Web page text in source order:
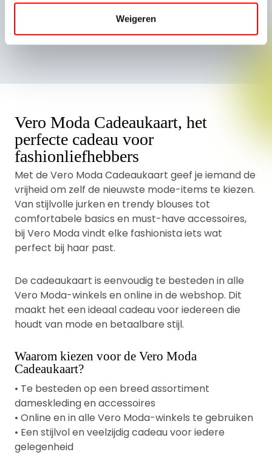
Weigeren
Alle veelgestelde vragen
Vero Moda Cadeaukaart, het
perfecte cadeau voor
fashionliefhebbers
Met de Vero Moda Cadeaukaart geef je iemand de
vrijheid om zelf de nieuwste mode-items te kiezen.
Van stijlvolle jurken en trendy blouses tot
comfortabele basics en must-have accessoires,
bij Vero Moda vindt elke fashionista iets wat
perfect bij haar past.
De cadeaukaart is eenvoudig te besteden in alle
Vero Moda-winkels en online in de webshop. Dit
maakt het een ideaal cadeau voor iedereen die
houdt van mode en betaalbare stijl.
Waarom kiezen voor de Vero Moda
Cadeaukaart?
• Te besteden op een breed assortiment
dameskleding en accessoires
• Online en in alle Vero Moda-winkels te gebruiken
• Een stijlvol en veelzijdig cadeau voor iedere
gelegenheid